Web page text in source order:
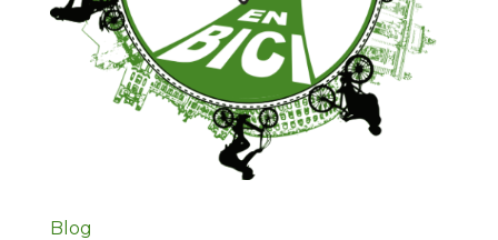
Blog